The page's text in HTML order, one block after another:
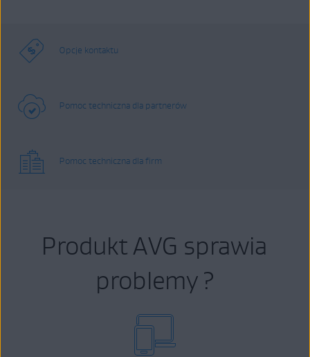
Opcje kontaktu
Pomoc techniczna dla partnerów
Pomoc techniczna dla firm
Produkt AVG sprawia
problemy ?